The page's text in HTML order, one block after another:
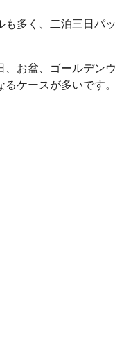
も多く、二泊三日パッ
、お盆、ゴールデンウ
ケースが多いです。